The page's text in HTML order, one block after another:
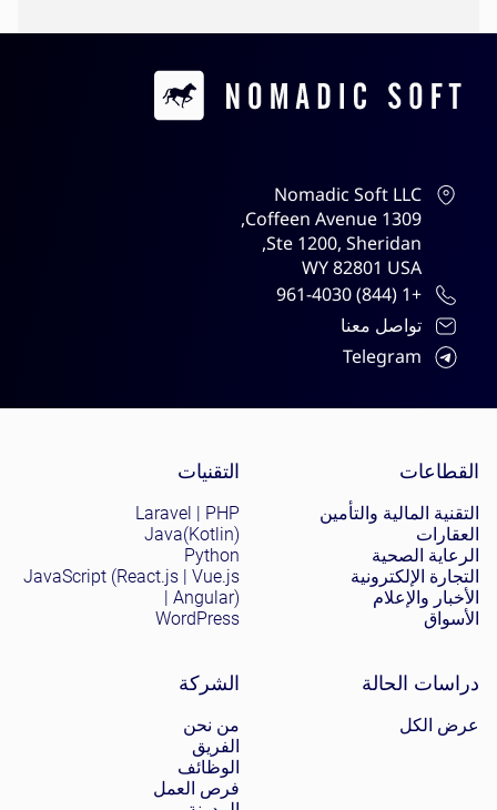
Contacts
Nomadic Soft LLC
1309 Coffeen Avenue,
Ste 1200, Sheridan,
WY 82801 USA
+1 (844) 961-4030
تواصل معنا
Telegram
Site menu
القطاعات
التقنية المالية والتأمين
العقارات
الرعاية الصحية
التجارة الإلكترونية
الأخبار والإعلام
الأسواق
التقنيات
Laravel | PHP
Java(Kotlin)
Python
JavaScript (React.js | Vue.js
| Angular)
WordPress
دراسات الحالة
عرض الكل
الشركة
من نحن
الفريق
الوظائف
فرص العمل